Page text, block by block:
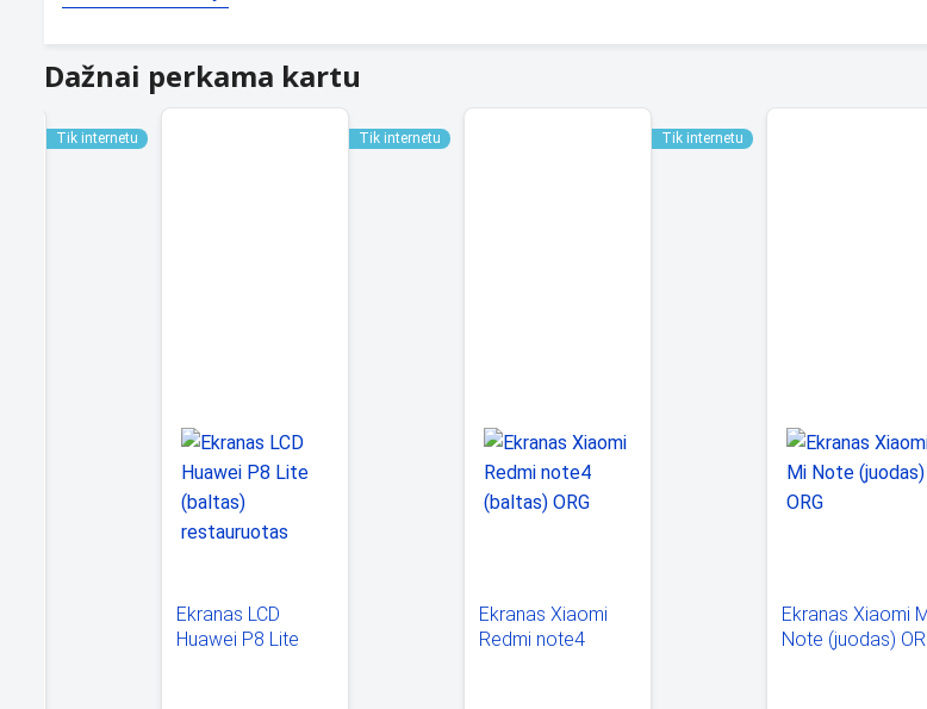
Dažnai perkama kartu
Tik internetu
Ekranas LCD
Huawei P8 Lite
Tik internetu
Ekranas Xiaomi
Redmi note4
Tik internetu
Ekranas Xiaomi
Note (juodas)